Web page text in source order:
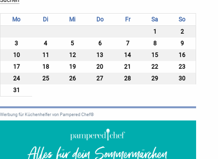
Mo Di Mi Do Fr Sa
So
1
2
3
4 5 6 7 8
9
10
11 12 13 14 15
16
17
18 19 20 21 22
23
24
25 26 27 28 29
30
31
Werbung für Küchenhelfer von Pampered Chef®